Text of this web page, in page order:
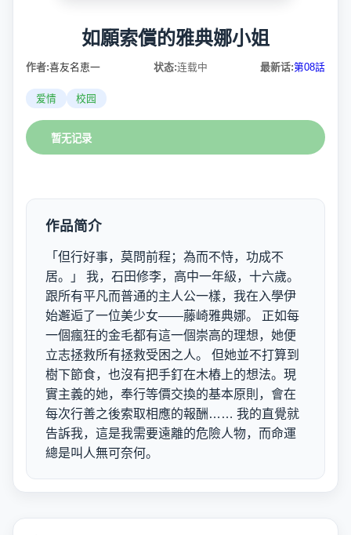
如願索償的雅典娜小姐
作者:喜友名恵一 状态:连载中 最新话:第08話
爱情 校园
暂无记录
作品简介
「但行好事，莫問前程；為而不恃，功成不
居。」 我，石田修李，高中一年級，十六歲。
跟所有平凡而普通的主人公一樣，我在入學伊
始邂逅了一位美少女——藤崎雅典娜。 正如每
一個瘋狂的金毛都有這一個崇高的理想，她便
立志拯救所有拯救受困之人。 但她並不打算到
樹下節食，也沒有把手釘在木樁上的想法。現
實主義的她，奉行等價交換的基本原則，會在
每次行善之後索取相應的報酬…… 我的直覺就
告訴我，這是我需要遠離的危險人物，而命運
總是叫人無可奈何。